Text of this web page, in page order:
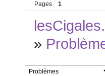
Pages 1
»